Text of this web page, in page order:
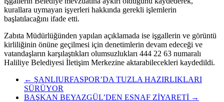
kurallara uymayan işyerleri hakkında gerekli işlemlerin
başlatılacağını ifade etti.
Zabıta Müdürlüğünden yapılan açıklamada ise işgallerin ve görüntü
kirliliğinin önüne geçilmesi için denetimlerin devam edeceği ve
vatandaşların karşılaştıkları olumsuzlukları 444 22 63 numaralı
Haliliye Belediyesi İletişim Merkezine aktarabilecekleri kaydedildi.
← ŞANLIURFASPOR’DA TUZLA HAZIRLIKLARI
SÜRÜYOR
BAŞKAN BEYAZGÜL’DEN ESNAF ZİYARETİ →